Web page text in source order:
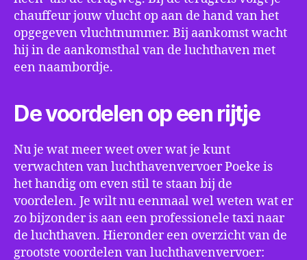
chauffeur jouw vlucht op aan de hand van het
opgegeven vluchtnummer. Bij aankomst wacht
hij in de aankomsthal van de luchthaven met
een naambordje.
De voordelen op een rijtje
Nu je wat meer weet over wat je kunt
verwachten van luchthavenvervoer Poeke is
het handig om even stil te staan bij de
voordelen. Je wilt nu eenmaal wel weten wat er
zo bijzonder is aan een professionele taxi naar
de luchthaven. Hieronder een overzicht van de
grootste voordelen van luchthavenvervoer: